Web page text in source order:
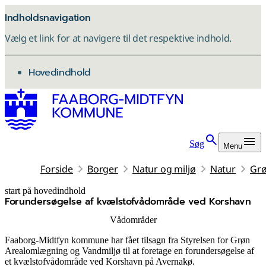
Indholdsnavigation
Vælg et link for at navigere til det respektive indhold.
gå til
Hovedindhold
Søg Menu
Forside Borger Natur og miljø Natur
start på hovedindhold
Forundersøgelse af kvælstofvådområde ved Korshavn
senest opdateret 30. marts 2026
Vådområder
Faaborg-Midtfyn kommune har fået tilsagn fra Styrelsen for Grøn
Arealomlægning og Vandmiljø til at foretage en forundersøgelse af
et kvælstofvådområde ved Korshavn på Avernakø.